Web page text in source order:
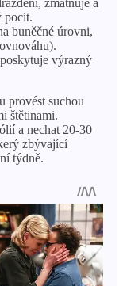
pocit.
buněčné úrovni,
výrazný
provést suchou
štětinami.
a nechat 20-30
zbývající
týdně.